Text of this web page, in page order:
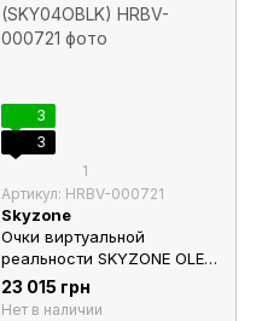
3
3
1
Артикул: HRBV-000721
Skyzone
Очки виртуальной
реальности SKYZONE OLED
FPV GOGGLES BLACK
(SKY04OBLK)
23 015 грн
Нет в наличии